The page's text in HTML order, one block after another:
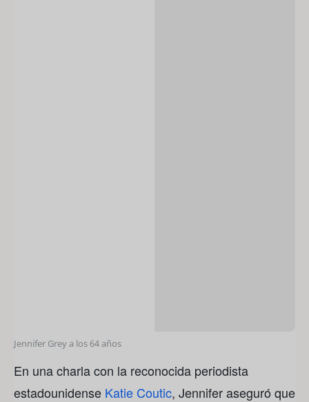
Jennifer Grey a los 64 años
En una charla con la reconocida periodista
estadounidense Katie Coutic, Jennifer aseguró que